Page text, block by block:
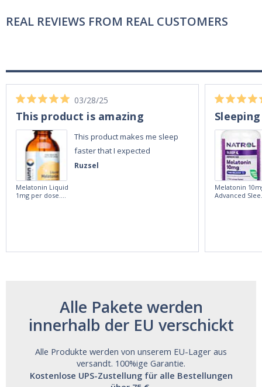
REAL REVIEWS FROM REAL CUSTOMERS
Ruzsel
03/28/25
This product is amazing
This product makes me sleep
faster that I expected
Melatonin Liquid
1mg per dose.
Melatonin
Advanced
Alle Pakete werden
innerhalb der EU verschickt
Alle Produkte werden von unserem EU-Lager aus
versandt. 100%ige Garantie.
Kostenlose UPS-Zustellung für alle Bestellungen